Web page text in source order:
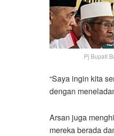
Pj Bupati
“Saya ingin kita
dengan
Arsan juga
mereka berada